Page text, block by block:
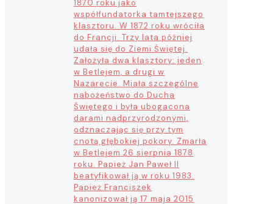
1870 roku jako
współfundatorka tamtejszego
klasztoru. W 1872 roku wróciła
do Francji. Trzy lata później
udała się do Ziemi Świętej.
Założyła dwa klasztory: jeden
w Betlejem, a drugi w
Nazarecie. Miała szczególne
nabożeństwo do Ducha
Świętego i była ubogacona
darami nadprzyrodzonymi,
odznaczając się przy tym
cnotą głębokiej pokory. Zmarła
w Betlejem 26 sierpnia 1878
roku. Papież Jan Paweł II
beatyfikował ją w roku 1983.
Papież Franciszek
kanonizował ją 17 maja 2015